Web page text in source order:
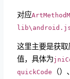
对应
这里主要是获
值，具体为
quickCode （）、